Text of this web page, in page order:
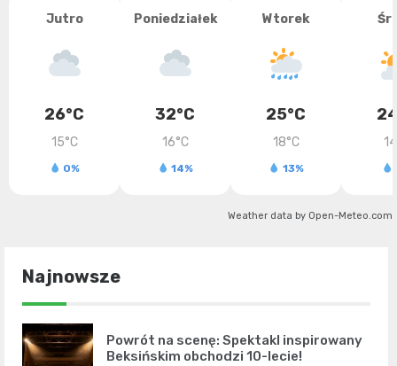
Jutro
26°C
15°C
0%
Poniedziałek
32°C
16°C
14%
Wtorek
25°C
18°C
13%
Weather data by Open-Meteo.com
Najnowsze
Powrót na scenę: Spektakl inspirowany
Beksińskim obchodzi 10-lecie!